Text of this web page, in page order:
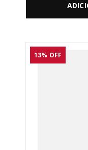
13% OFF